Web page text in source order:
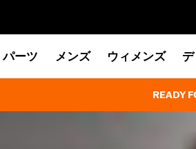
パーツ メンズ ウィメンズ デ
READY